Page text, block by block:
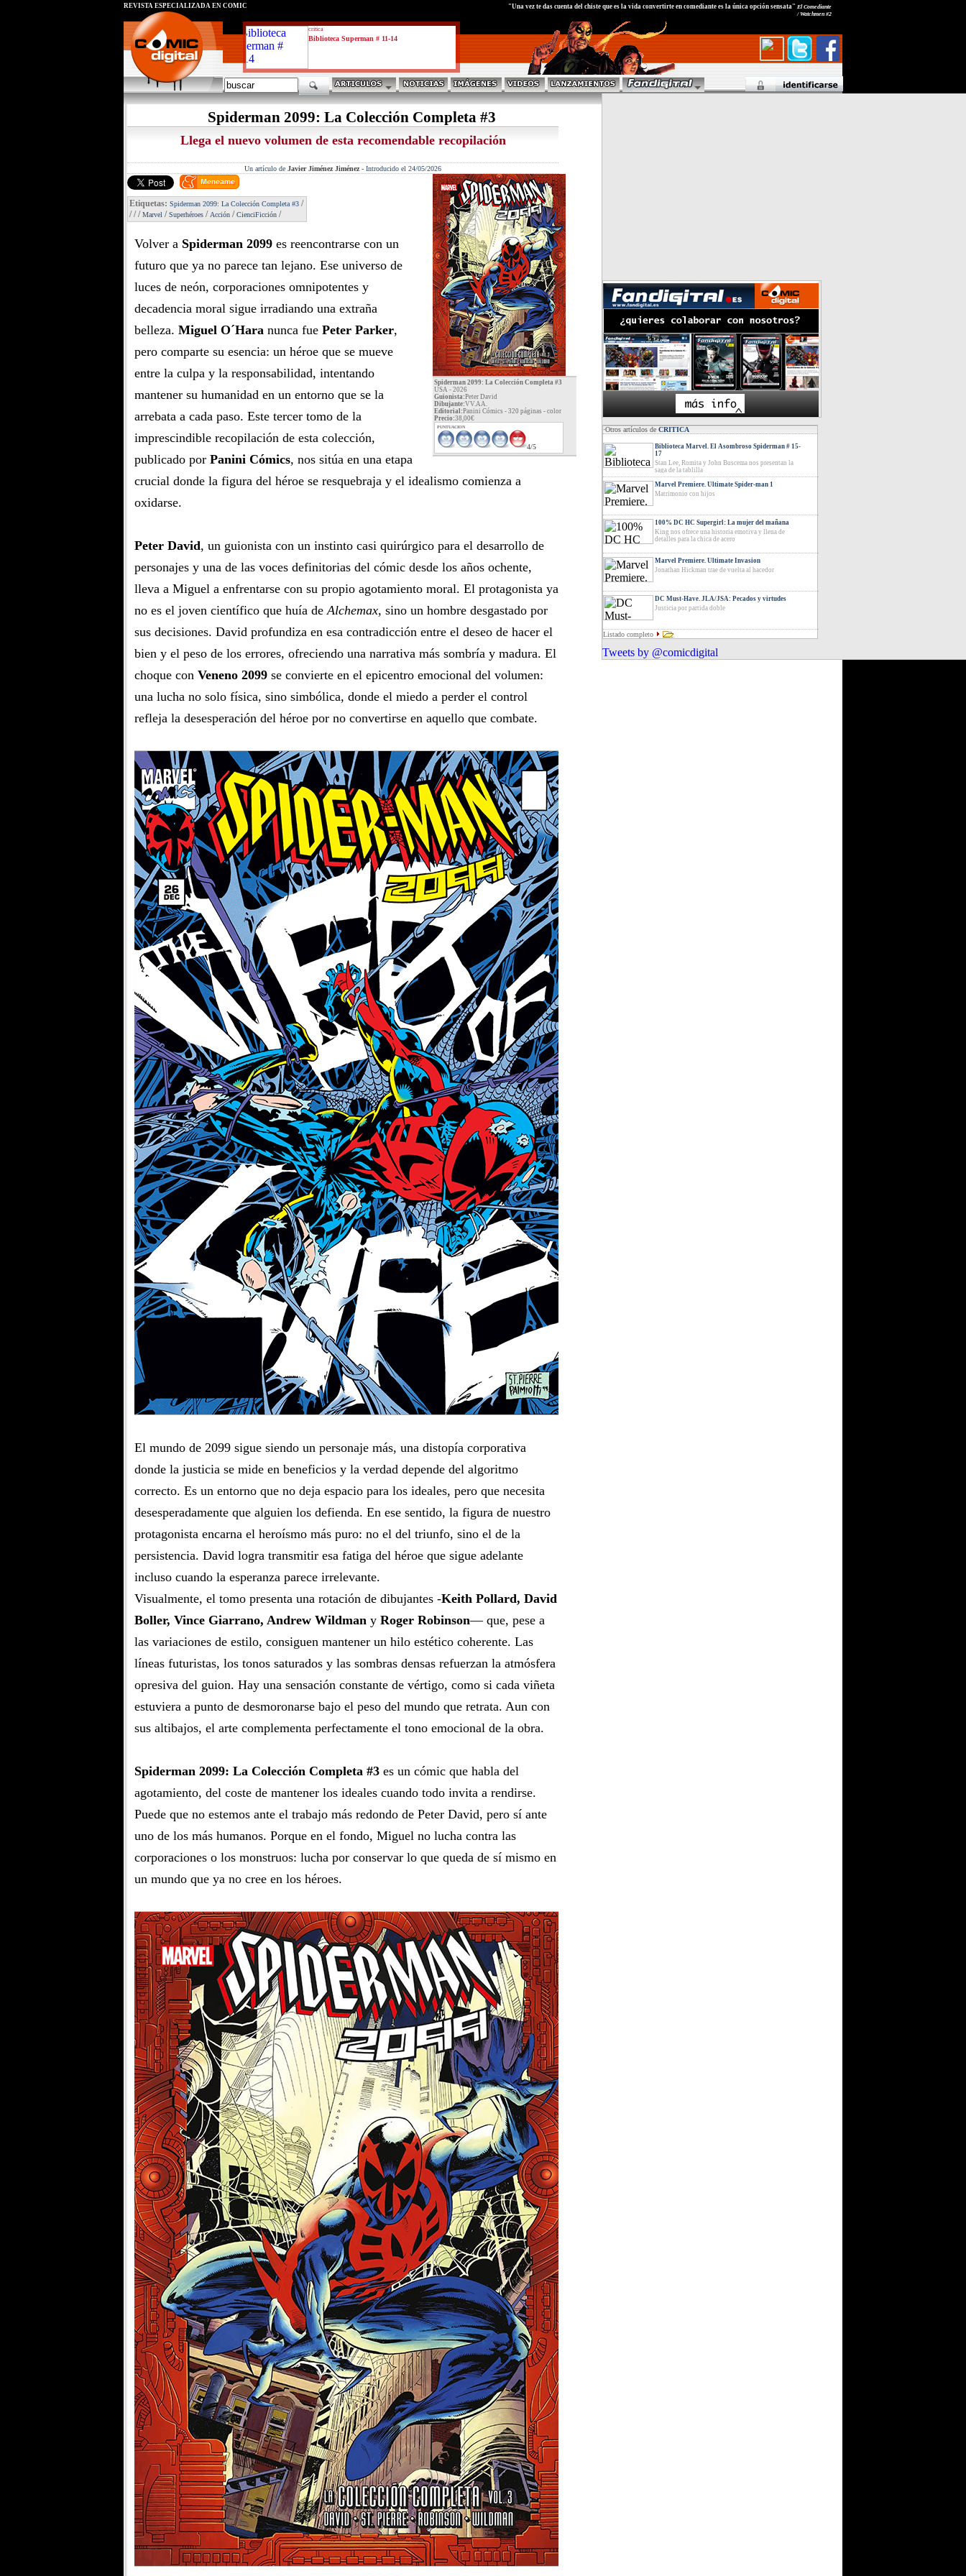
critica
Biblioteca Superman # 11-14
REVISTA ESPECIALIZADA EN CÓMIC "Una vez te das cuenta del chiste que es la vida convertirte en comediante es la única opción sensata" El Comediante
/ Watchmen #2
Spiderman 2099: La Colección Completa #3
Llega el nuevo volumen de esta recomendable recopilación
Un artículo de Javier Jiménez Jiménez- Introducido el 24/05/2026
Spiderman 2099: La Colección Completa #3
USA - 2026
Guionista:Peter David
Dibujante:VV.AA.
Editorial:Panini Cómics - 320 páginas - color
Precio:38,00€
PUNTUACION
4/5
Etiquetas: Spiderman 2099: La Colección Completa #3 /
///Marvel /Superhéroes / Acción /CienciFicción /
Volver a Spiderman 2099 es reencontrarse con un
futuro que ya no parece tan lejano. Ese universo de
luces de neón, corporaciones omnipotentes y
decadencia moral sigue irradiando una extraña
belleza. Miguel O´Hara nunca fue Peter Parker,
pero comparte su esencia: un héroe que se mueve
entre la culpa y la responsabilidad, intentando
mantener su humanidad en un entorno que se la
arrebata a cada paso. Este tercer tomo de la
imprescindible recopilación de esta colección,
publicado por Panini Cómics, nos sitúa en una etapa
crucial donde la figura del héroe se resquebraja y el idealismo comienza a
oxidarse.
Peter David, un guionista con un instinto casi quirúrgico para el desarrollo de
personajes y una de las voces definitorias del cómic desde los años ochente,
lleva a Miguel a enfrentarse con su propio agotamiento moral. El protagonista ya
no es el joven científico que huía deAlchemax, sino un hombre desgastado por
sus decisiones. David profundiza en esa contradicción entre el deseo de hacer el
bien y el peso de los errores, ofreciendo una narrativa más sombría y madura. El
choque con Veneno 2099 se convierte en el epicentro emocional del volumen:
una lucha no solo física, sino simbólica, donde el miedo a perder el control
refleja la desesperación del héroe por no convertirse en aquello que combate.
El mundo de 2099 sigue siendo un personaje más, una distopía corporativa
donde la justicia se mide en beneficios y la verdad depende del algoritmo
correcto. Es un entorno que no deja espacio para los ideales, pero que necesita
desesperadamente que alguien los defienda. En ese sentido, la figura de nuestro
protagonista encarna el heroísmo más puro: no el del triunfo, sino el de la
persistencia. David logra transmitir esa fatiga del héroe que sigue adelante
incluso cuando la esperanza parece irrelevante.
Visualmente, el tomo presenta una rotación de dibujantes -Keith Pollard, David
Boller, Vince Giarrano, Andrew Wildman y Roger Robinson— que, pese a
las variaciones de estilo, consiguen mantener un hilo estético coherente. Las
líneas futuristas, los tonos saturados y las sombras densas refuerzan la atmósfera
opresiva del guion. Hay una sensación constante de vértigo, como si cada viñeta
estuviera a punto de desmoronarse bajo el peso del mundo que retrata. Aun con
sus altibajos, el arte complementa perfectamente el tono emocional de la obra.
Spiderman 2099: La Colección Completa #3 es un cómic que habla del
agotamiento, del coste de mantener los ideales cuando todo invita a rendirse.
Puede que no estemos ante el trabajo más redondo de Peter David, pero sí ante
uno de los más humanos. Porque en el fondo, Miguel no lucha contra las
corporaciones o los monstruos: lucha por conservar lo que queda de sí mismo en
un mundo que ya no cree en los héroes.
·Otros artículos deCRITICA
Biblioteca Marvel. El Asombroso Spiderman # 15-
17
Stan Lee, Romita y John Buscema nos presentan la
saga de la tablilla
Marvel Premiere. Ultimate Spider-man 1
Matrimonio con hijos
100% DC HC Supergirl: La mujer del mañana
King nos ofrece una historia emotiva y llena de
detalles para la chica de acero
Marvel Premiere. Ultimate Invasion
Jonathan Hickman trae de vuelta al hacedor
DC Must-Have. JLA/JSA: Pecados y virtudes
Justicia por partida doble
Listado completo
Tweets by @comicdigital